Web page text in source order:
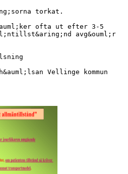
torkat.
ofta ut efter 3-5
avg&ouml;r